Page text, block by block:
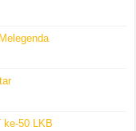
ke-50 LKB